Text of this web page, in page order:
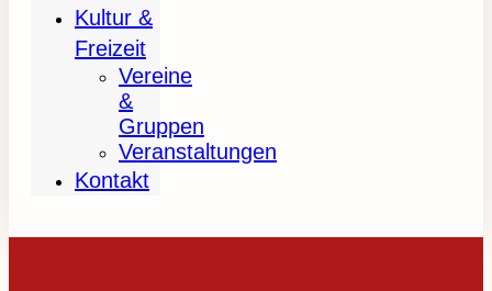
Kultur &
Freizeit
Vereine
&
Gruppen
Veranstaltungen
Kontakt